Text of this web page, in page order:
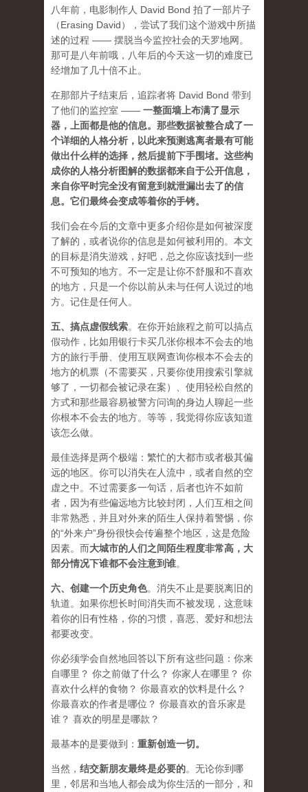
八年前，电影制作人 David Bond 拍了一部片子
（Erasing David），尝试了我们这个游戏中所描
述的过程 —— 摆脱当今监控社会的天罗地网。
那可是八年前哦，八年后的今天这一切的难度已
经增加了几十倍不止。
在那部片子结束后，追踪者将 David Bond 带到
了他们的监控室 —— 一整面墙上布满了显示
器，上面都是他的信息。那些数据被整合成了一
个详细的人格分析，以此来预测逃离者最有可能
做出什么样的选择，然后提前下手围堵。这些构
成你的人格分析图解的数据都来自于公开信息，
来自你平时完全没有留意到就泄漏出去了的信
息。它们最终会变成等着你的手铐。
我们会在今后的文章中更多介绍你是如何被深度
了解的，或者说你的信息是如何被利用的。本文
的目标是消失游戏，好吧，总之你应该找到一些
不可预知的地方。不一定是让你不舒服和不喜欢
的地方，只是一个你以前从未与任何人说过的地
方。记住是任何人。
五、 搞点虚假线索。在你开始旅程之前可以搞点
假动作，比如用银行卡买几张你根本不会去的地
方的旅行手册、使用互联网查询你根本不会去的
地方的机票（不需要买，只要你使用搜索引擎就
够了，一切都会被记录在案）、使用轻松自然的
方式和那些最容易被警方问询的身边人聊起一些
你根本不会去的地方。等等，我觉得你应该知道
该怎么做。
最佳选择是两个极端：繁忙的大都市或者极其偏
远的地区。你可以消失在人流中，或者自然的空
虚之中。不过需要多一句话，后者也许不如前
者，因为有些偏远地方比较封闭，人们互相之间
非常熟悉，并且对外来的陌生人保持着警惕，你
的“外来户”身份很快会传遍整个地区，这是危险
因素。而大城市的人们之间陌生程度非常高，大
部分情况下谁都不会注意到谁。
六、 创建一个历史角色。消失不止是要脱离旧的
轨道。如果你想长时间消失而不被发现，这意味
着你的旧有性格，你的习惯，喜恶、爱好和想法
都要改变。
你必须学会​​自然地回答以下所有这些问题：你来
自哪里？ 你之前做了什么？ 你家人在哪里？ 你
喜欢什么样的食物？ 你最喜欢的饮料是什么？
你最喜欢的作者是哪位？ 你最喜欢的音乐家是
谁？ 喜欢的明星是哪款？
最基本的是要做到： 重新创造一切。
当然， 结交新朋友最终是必要的。无论你到哪
里，邻居和当地人都会成为你生活的一部分，和